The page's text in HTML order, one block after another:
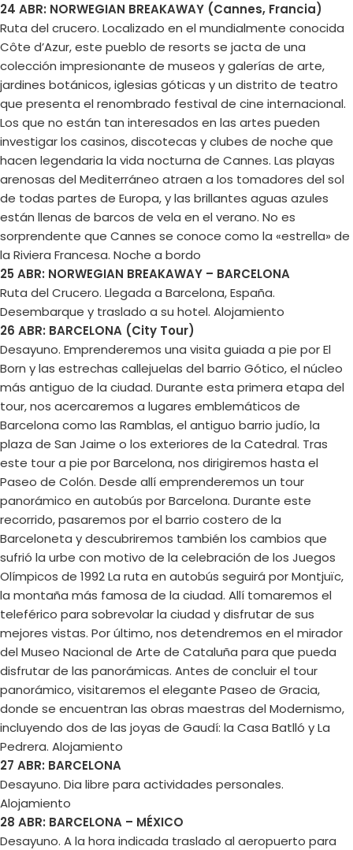
24 ABR: NORWEGIAN BREAKAWAY (Cannes, Francia)
Ruta del crucero. Localizado en el mundialmente conocida
Côte d’Azur, este pueblo de resorts se jacta de una
colección impresionante de museos y galerías de arte,
jardines botánicos, iglesias góticas y un distrito de teatro
que presenta el renombrado festival de cine internacional.
Los que no están tan interesados en las artes pueden
investigar los casinos, discotecas y clubes de noche que
hacen legendaria la vida nocturna de Cannes. Las playas
arenosas del Mediterráneo atraen a los tomadores del sol
de todas partes de Europa, y las brillantes aguas azules
están llenas de barcos de vela en el verano. No es
sorprendente que Cannes se conoce como la «estrella» de
la Riviera Francesa. Noche a bordo
25 ABR: NORWEGIAN BREAKAWAY – BARCELONA
Ruta del Crucero. Llegada a Barcelona, España.
Desembarque y traslado a su hotel. Alojamiento
26 ABR: BARCELONA (City Tour)
Desayuno. Emprenderemos una visita guiada a pie por El
Born y las estrechas callejuelas del barrio Gótico, el núcleo
más antiguo de la ciudad. Durante esta primera etapa del
tour, nos acercaremos a lugares emblemáticos de
Barcelona como las Ramblas, el antiguo barrio judío, la
plaza de San Jaime o los exteriores de la Catedral. Tras
este tour a pie por Barcelona, nos dirigiremos hasta el
Paseo de Colón. Desde allí emprenderemos un tour
panorámico en autobús por Barcelona. Durante este
recorrido, pasaremos por el barrio costero de la
Barceloneta y descubriremos también los cambios que
sufrió la urbe con motivo de la celebración de los Juegos
Olímpicos de 1992 La ruta en autobús seguirá por Montjuïc,
la montaña más famosa de la ciudad. Allí tomaremos el
teleférico para sobrevolar la ciudad y disfrutar de sus
mejores vistas. Por último, nos detendremos en el mirador
del Museo Nacional de Arte de Cataluña para que pueda
disfrutar de las panorámicas. Antes de concluir el tour
panorámico, visitaremos el elegante Paseo de Gracia,
donde se encuentran las obras maestras del Modernismo,
incluyendo dos de las joyas de Gaudí: la Casa Batlló y La
Pedrera. Alojamiento
27 ABR: BARCELONA
Desayuno. Dia libre para actividades personales.
Alojamiento
28 ABR: BARCELONA – MÉXICO
Desayuno. A la hora indicada traslado al aeropuerto para